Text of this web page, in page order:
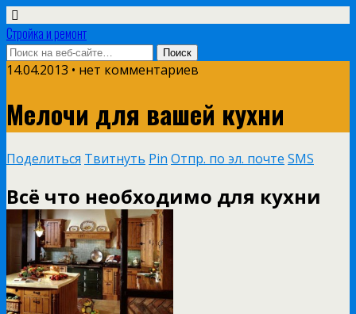
Стройка и ремонт
14.04.2013 • нет комментариев
Мелочи для вашей кухни
Поделиться Твитнуть Pin Отпр. по эл. почте SMS
Всё что необходимо для кухни